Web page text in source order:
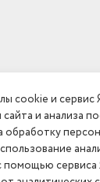
cookie и сервис
и анализа
обработку
помощью